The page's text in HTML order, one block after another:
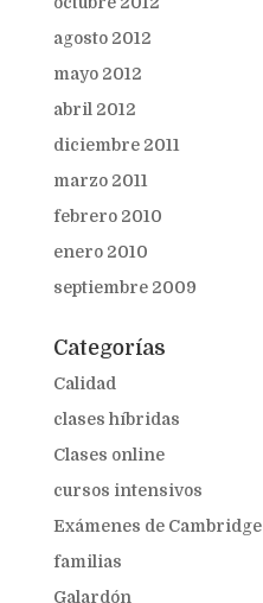
agosto 2012
mayo 2012
abril 2012
diciembre 2011
marzo 2011
febrero 2010
enero 2010
septiembre 2009
Categorías
Calidad
clases híbridas
Clases online
cursos intensivos
Exámenes de Cambridge
familias
Galardón